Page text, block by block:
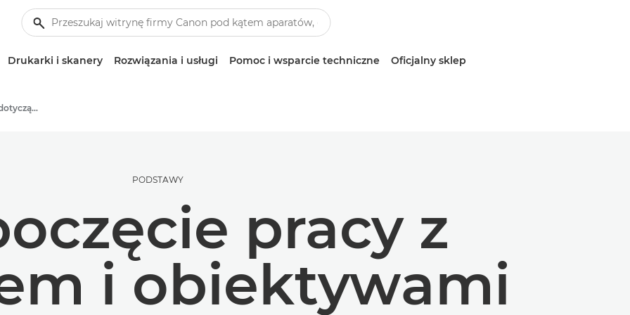
Drukarki i skanery Rozwiązania i usługi Pomoc i wsparcie techniczne Oficjalny sklep
Wskazówki i techniki dotyczące fotografii i drukowania
PODSTAWY
pracy z
i obiektywami